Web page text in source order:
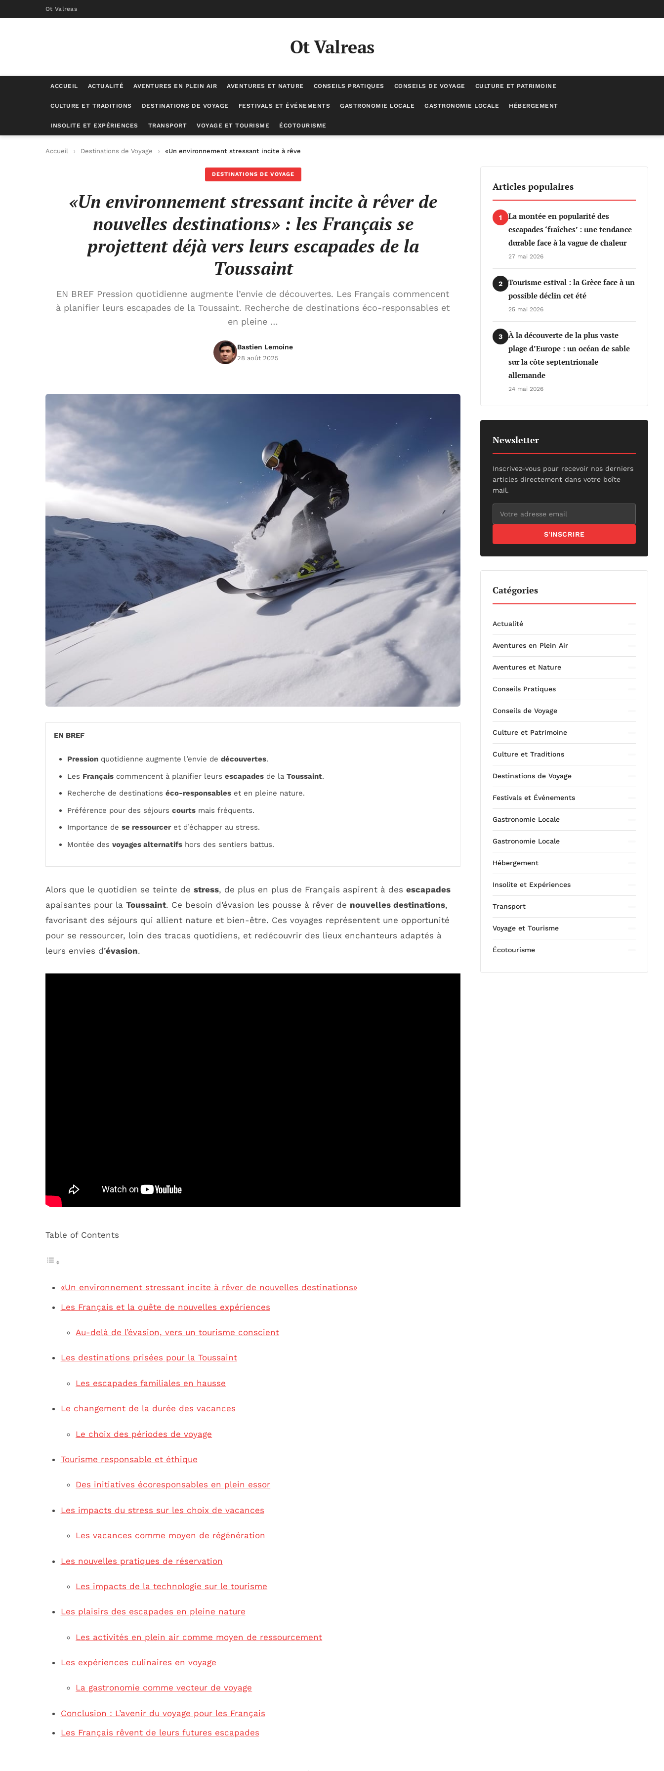
Ot Valreas
Ot Valreas
ACCUEIL ACTUALITÉ AVENTURES EN PLEIN AIR AVENTURES ET NATURE CONSEILS PRATIQUES CONSEILS DE VOYAGE CULTURE ET PATRIMOINE
CULTURE ET TRADITIONS DESTINATIONS DE VOYAGE FESTIVALS ET ÉVÉNEMENTS GASTRONOMIE LOCALE GASTRONOMIE LOCALE HÉBERGEMENT
INSOLITE ET EXPÉRIENCES TRANSPORT VOYAGE ET TOURISME ÉCOTOURISME
Accueil Destinations de Voyage «Un environnement stressant incite à rêver de nouvelles destinations» : les Français se projettent déjà vers leurs escapades de la Toussaint
DESTINATIONS DE VOYAGE
«Un environnement stressant incite à rêver de
nouvelles destinations» : les Français se
projettent déjà vers leurs escapades de la
Toussaint
EN BREF Pression quotidienne augmente l’envie de découvertes. Les Français commencent
à planifier leurs escapades de la Toussaint. Recherche de destinations éco-responsables et
en pleine …
Bastien Lemoine
28 août 2025
EN BREF
Pression quotidienne augmente l’envie de découvertes.
Les Français commencent à planifier leurs escapades de la Toussaint.
Recherche de destinations éco-responsables et en pleine nature.
Préférence pour des séjours courts mais fréquents.
Importance de se ressourceret d’échapper au stress.
Montée des voyages alternatifs hors des sentiers battus.
Alors que le quotidien se teinte de stress, de plus en plus de Français aspirent à des escapades
apaisantes pour la Toussaint. Ce besoin d’évasion les pousse à rêver de nouvelles destinations,
favorisant des séjours qui allient nature et bien-être. Ces voyages représentent une opportunité
pour se ressourcer, loin des tracas quotidiens, et redécouvrir des lieux enchanteurs adaptés à
leurs envies d’évasion.
Table of Contents
«Un environnement stressant incite à rêver de nouvelles destinations»
Les Français et la quête de nouvelles expériences
Au-delà de l’évasion, vers un tourisme conscient
Les destinations prisées pour la Toussaint
Les escapades familiales en hausse
Le changement de la durée des vacances
Le choix des périodes de voyage
Tourisme responsable et éthique
Des initiatives écoresponsables en plein essor
Les impacts du stress sur les choix de vacances
Les vacances comme moyen de régénération
Les nouvelles pratiques de réservation
Les impacts de la technologie sur le tourisme
Les plaisirs des escapades en pleine nature
Les activités en plein air comme moyen de ressourcement
Les expériences culinaires en voyage
La gastronomie comme vecteur de voyage
Conclusion : L’avenir du voyage pour les Français
Les Français rêvent de leurs futures escapades
Articles populaires
1
La montée en popularité des
escapades ‘fraîches’ : une tendance
durable face à la vague de chaleur
27 mai 2026
2
Tourisme estival : la Grèce face à un
possible déclin cet été
25 mai 2026
3
À la découverte de la plus vaste
plage d’Europe : un océan de sable
sur la côte septentrionale
allemande
24 mai 2026
Newsletter
Inscrivez-vous pour recevoir nos derniers
articles directement dans votre boîte
mail.
S'INSCRIRE
Catégories
Actualité
Aventures en Plein Air
Aventures et Nature
Conseils Pratiques
Conseils de Voyage
Culture et Patrimoine
Culture et Traditions
Destinations de Voyage
Festivals et Événements
Gastronomie Locale
Gastronomie Locale
Hébergement
Insolite et Expériences
Transport
Voyage et Tourisme
Écotourisme